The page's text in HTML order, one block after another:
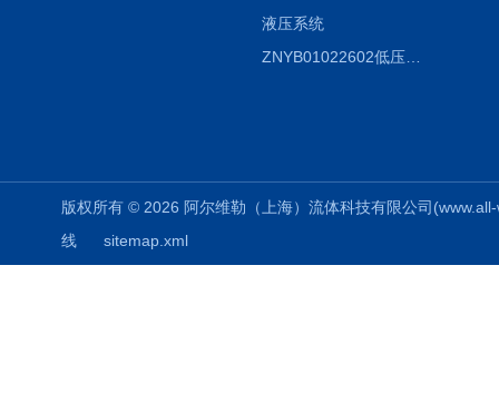
液压系统
ZNYB01022602低压螺杆泵
版权所有 © 2026 阿尔维勒（上海）流体科技有限公司
线
sitemap.xml